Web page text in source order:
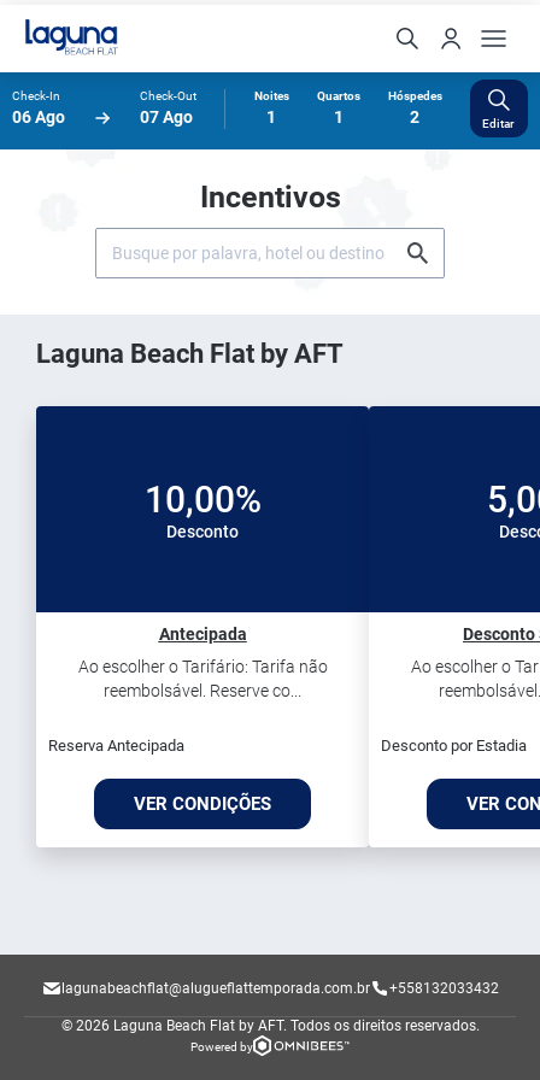
Check-In
06 Ago
Check-Out
07 Ago
Noites
1
Quartos
1
Hóspedes
2 Editar
Incentivos
Laguna Beach Flat by AFT
10,00%
Desconto
Antecipada
Ao escolher o Tarifário: Tarifa não
reembolsável. Reserve co...
Reserva Antecipada
VER CONDIÇÕES
Desconto
Ao escolher o
Desconto por Estadia
VER
lagunabeachflat@alugueflattemporada.com.br +558132033432
© 2026 Laguna Beach Flat by AFT. Todos os direitos reservados.
Powered by